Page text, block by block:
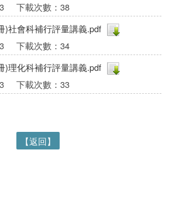
下載次數：38
)社會科補行評量講義.pdf
下載次數：34
)理化科補行評量講義.pdf
下載次數：33
【返回】